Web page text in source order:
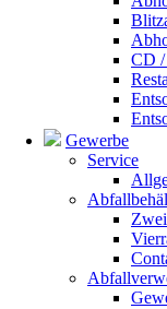
CD
Gewerbe
Service